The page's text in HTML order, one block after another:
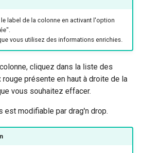
label de la colonne en activant l'option
vous utilisez des informations enrichies.
cliquez dans la liste des
présente en haut à droite de la
vous souhaitez effacer.
est modifiable par drag'n drop.